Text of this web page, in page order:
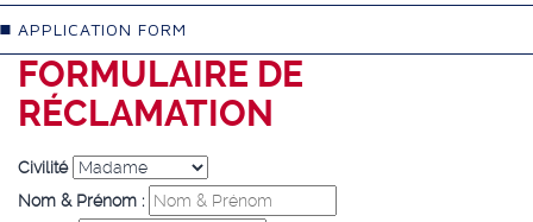
APPLICATION FORM
FORMULAIRE DE
RÉCLAMATION
Civilité
Nom & Prénom :